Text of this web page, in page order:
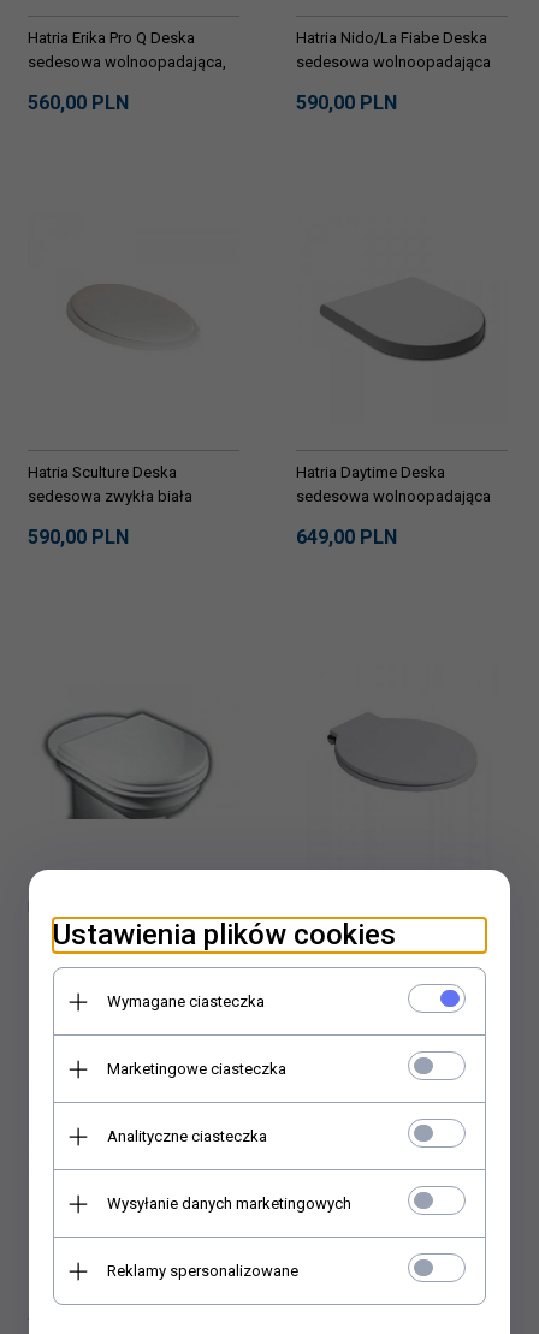
Hatria Erika Pro Q Deska
sedesowa wolnoopadająca,
560,00 PLN
Hatria Nido/La Fiabe Deska
sedesowa wolnoopadająca
590,00 PLN
Hatria Sculture Deska
sedesowa zwykła biała
590,00 PLN
Hatria Daytime Deska
sedesowa wolnoopadająca
649,00 PLN
sedesowa wolnoopadająca
biała YXXR01
796,00 PLN
sedesowa wolnoopadająca
biała YXXZ01
830,00 PLN
Ustawienia plików cookies
Wymagane ciasteczka
Marketingowe ciasteczka
Analityczne ciasteczka
Wysyłanie danych marketingowych
Reklamy spersonalizowane